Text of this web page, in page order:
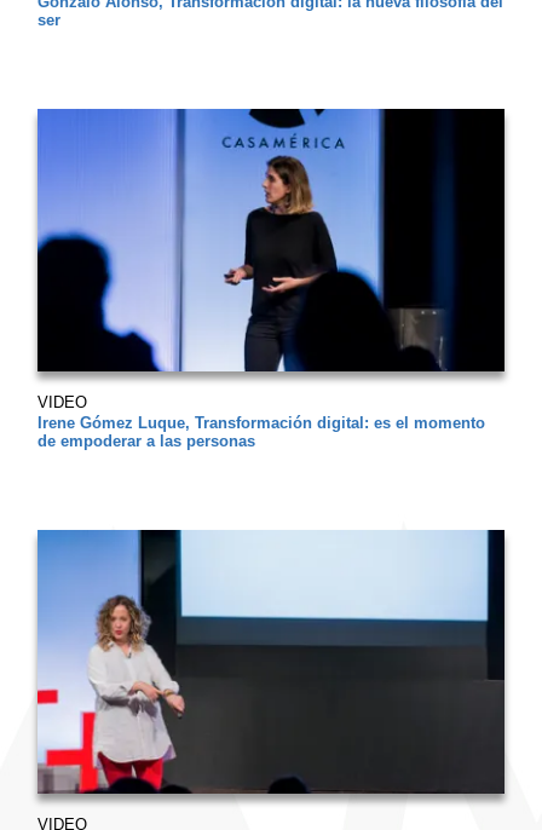
ser
VIDEO
Irene Gómez Luque, Transformación digital: es el momento
de empoderar a las personas
VIDEO